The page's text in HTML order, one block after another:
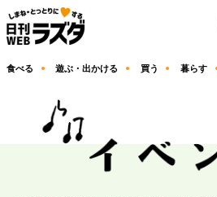
食べる 遊ぶ・出かける 買う 暮らす